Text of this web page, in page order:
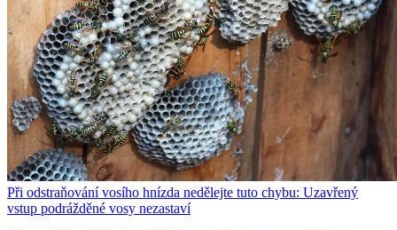
Při odstraňování vosího hnízda nedělejte tuto chybu: Uzavřený
vstup podrážděné vosy nezastaví